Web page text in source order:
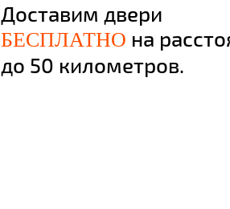
Доставим двери
БЕСПЛАТНО на
до 50 километров.